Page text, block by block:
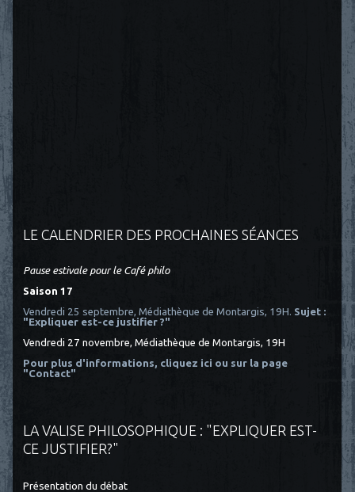
LE CALENDRIER DES PROCHAINES SÉANCES
Pause estivale pour le Café philo
Saison 17
Vendredi 25 septembre, Médiathèque de Montargis, 19H. Sujet :
"Expliquer est-ce justifier ?"
Vendredi 27 novembre, Médiathèque de Montargis, 19H
Pour plus d'informations, cliquez ici ou sur la page
"Contact"
LA VALISE PHILOSOPHIQUE : "EXPLIQUER EST-
CE JUSTIFIER?"
Présentation du débat